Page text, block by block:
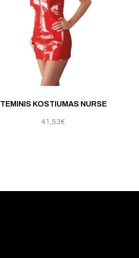
TEMINIS KOSTIUMAS NURSE
41,53€